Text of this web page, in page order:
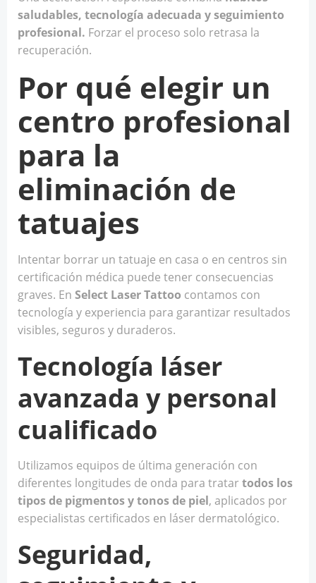
saludables, tecnología adecuada y seguimiento
profesional. Forzar el proceso solo retrasa la
recuperación.
Por qué elegir un
centro profesional
para la
eliminación de
tatuajes
Intentar borrar un tatuaje en casa o en centros sin
certificación médica puede tener consecuencias
graves. En Select Laser Tattoo contamos con
tecnología y experiencia para garantizar resultados
visibles, seguros y duraderos.
Tecnología láser
avanzada y personal
cualificado
Utilizamos equipos de última generación con
diferentes longitudes de onda para tratar todos los
tipos de pigmentos y tonos de piel, aplicados por
especialistas certificados en láser dermatológico.
Seguridad,